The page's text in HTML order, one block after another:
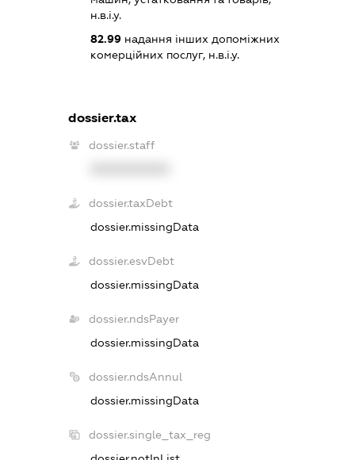
н.в.і.у.
82.99 надання інших допоміжних
комерційних послуг, н.в.і.у.
dossier.tax
dossier.staff
dossier.taxDebt
dossier.missingData
dossier.esvDebt
dossier.missingData
dossier.ndsPayer
dossier.missingData
dossier.ndsAnnul
dossier.missingData
dossier.single_tax_reg